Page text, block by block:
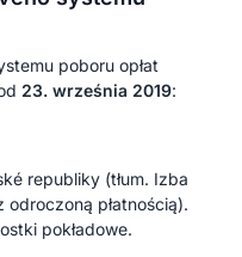
poboru opłat
23. września 2019:
republiky (tłum. Izba
płatnością).
pokładowe.